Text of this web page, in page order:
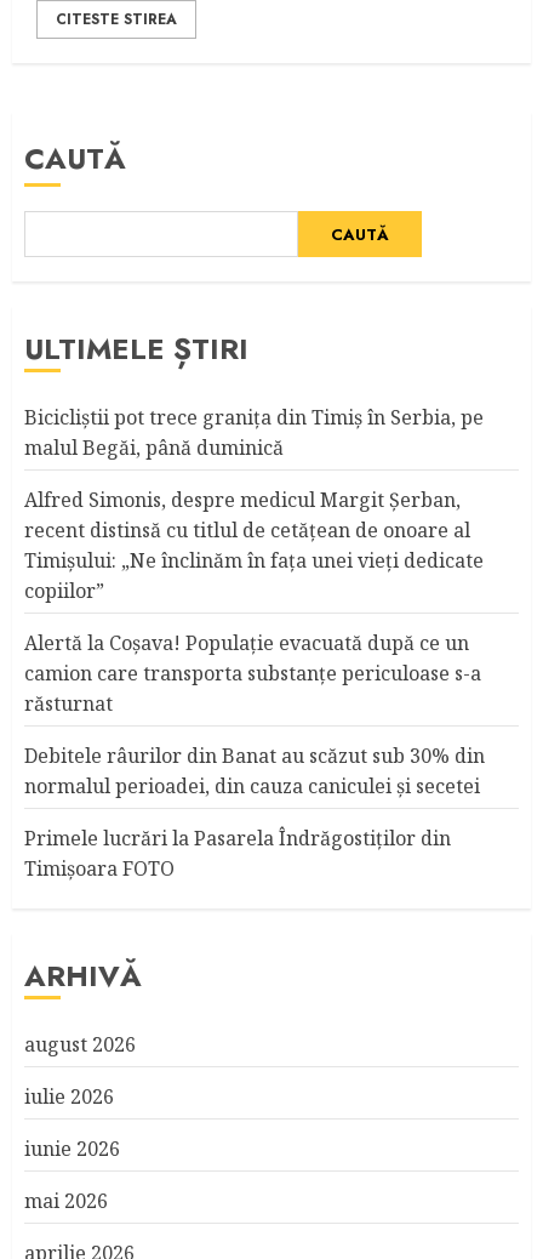
CITESTE STIREA
CAUTĂ
CAUTĂ
ULTIMELE ȘTIRI
Bicicliştii pot trece graniţa din Timiş în Serbia, pe
malul Begăi, până duminică
Alfred Simonis, despre medicul Margit Şerban,
recent distinsă cu titlul de cetățean de onoare al
Timişului: „Ne înclinăm în fața unei vieți dedicate
copiilor”
Alertă la Coşava! Populaţie evacuată după ce un
camion care transporta substanţe periculoase s-a
răsturnat
Debitele râurilor din Banat au scăzut sub 30% din
normalul perioadei, din cauza caniculei şi secetei
Primele lucrări la Pasarela Îndrăgostiţilor din
Timişoara FOTO
ARHIVĂ
august 2026
iulie 2026
iunie 2026
mai 2026
aprilie 2026